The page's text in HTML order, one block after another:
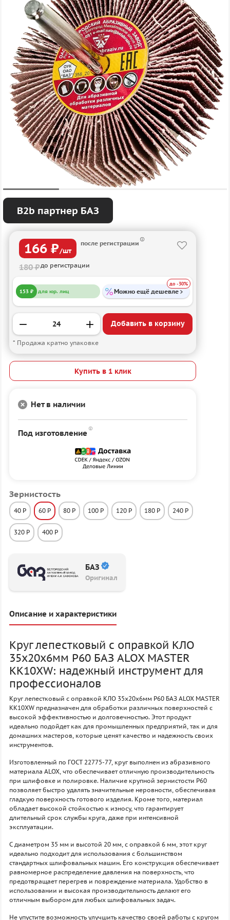
B2b партнер БАЗ
Зернистость
40 P 60 P 80 P 100 P 120 P 180 P 240 P
320 P 400 P
БАЗ
Оригинал
166 ₽/шт
после регистрации
180 ₽до регистрации
153 ₽ для юр. лиц Можно ещё дешевле
до -30%
Добавить в корзину
* Продажа кратно упаковке
Купить в 1 клик
Нет в наличии
Под изготовление
Описание и характеристики
Круг лепестковый с оправкой КЛО
35х20х6мм P60 БАЗ ALOX MASTER
KK10XW: надежный инструмент для
профессионалов
Круг лепестковый с оправкой КЛО 35х20х6мм P60 БАЗ ALOX MASTER
KK10XW предназначен для обработки различных поверхностей с
высокой эффективностью и долговечностью. Этот продукт
идеально подойдет как для промышленных предприятий, так и для
домашних мастеров, которые ценят качество и надежность своих
инструментов.
Изготовленный по ГОСТ 22775-77, круг выполнен из абразивного
материала ALOX, что обеспечивает отличную производительность
при шлифовке и полировке. Наличие крупной зернистости P60
позволяет быстро удалять значительные неровности, обеспечивая
гладкую поверхность готового изделия. Кроме того, материал
обладает высокой стойкостью к износу, что гарантирует
длительный срок службы круга, даже при интенсивной
эксплуатации.
С диаметром 35 мм и высотой 20 мм, с оправкой 6 мм, этот круг
идеально подходит для использования с большинством
стандартных шлифовальных машин. Его конструкция обеспечивает
равномерное распределение давления на поверхность, что
предотвращает перегрев и повреждение материала. Удобство в
использовании и высокая производительность делают его
отличным выбором для любых шлифовальных задач.
Не упустите возможность улучшить качество своей работы с кругом